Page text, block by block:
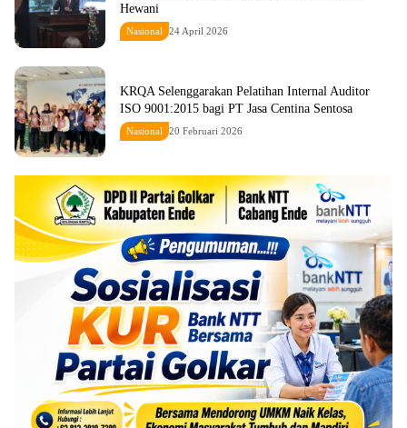
Hewani
Nasional 24 April 2026
KRQA Selenggarakan Pelatihan Internal Auditor
ISO 9001:2015 bagi PT Jasa Centina Sentosa
Nasional 20 Februari 2026